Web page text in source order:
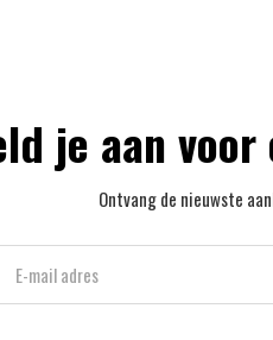
je aan
Ontvang de nieuwste